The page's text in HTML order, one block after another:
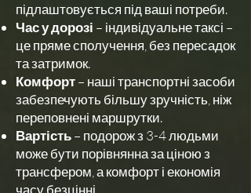
підлаштовується під ваші потреби.
Час у дорозі – індивідуальне таксі –
це пряме сполучення, без пересадок
та затримок.
Комфорт– наші транспортні засоби
забезпечують більшу зручність, ніж
переповнені маршрутки.
Вартість– подорож з 3-4 людьми
може бути порівнянна за ціною з
трансфером, а комфорт і економія
часу безцінні.